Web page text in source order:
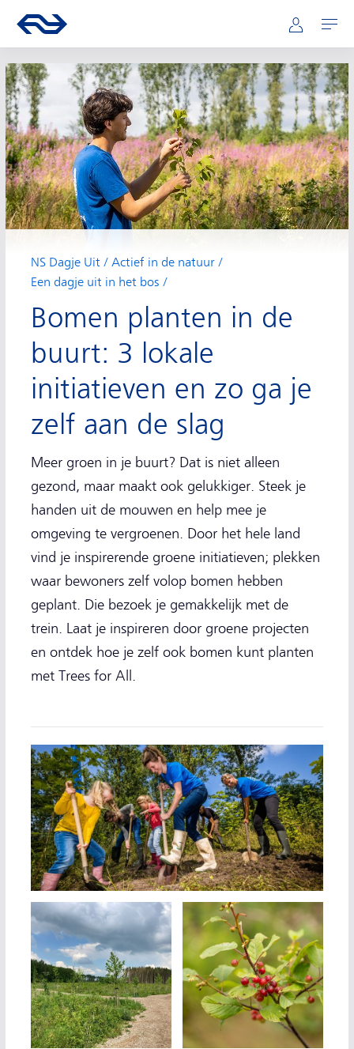
Hoofdnavigatie
Ga naar de homepage van ns.nl Mijn NS
Openen
NS Dagje Uit
Actief in de natuur
Een dagje uit in het bos
Bomen planten in de
buurt: 3 lokale
initiatieven en zo ga je
zelf aan de slag
Meer groen in je buurt? Dat is niet alleen
gezond, maar maakt ook gelukkiger. Steek je
handen uit de mouwen en help mee je
omgeving te vergroenen. Door het hele land
vind je inspirerende groene initiatieven; plekken
waar bewoners zelf volop bomen hebben
geplant. Die bezoek je gemakkelijk met de
trein. Laat je inspireren door groene projecten
en ontdek hoe je zelf ook bomen kunt planten
met Trees for All.